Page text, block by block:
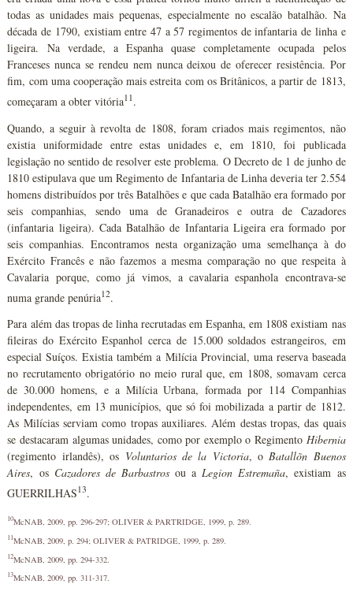
todas as unidades mais pequenas, especialmente no escalão batalhão. Na
década de 1790, existiam entre 47 a 57 regimentos de infantaria de linha e
ligeira. Na verdade, a Espanha quase completamente ocupada pelos
Franceses nunca se rendeu nem nunca deixou de oferecer resistência. Por
fim, com uma cooperação mais estreita com os Britânicos, a partir de 1813,
começaram a obter vitória11 .
Quando, a seguir à revolta de 1808, foram criados mais regimentos, não
existia uniformidade entre estas unidades e, em 1810, foi publicada
legislação no sentido de resolver este problema. O Decreto de 1 de junho de
1810 estipulava que um Regimento de Infantaria de Linha deveria ter 2.554
homens distribuídos por três Batalhões e que cada Batalhão era formado por
seis companhias, sendo uma de Granadeiros e outra de Cazadores
(infantaria ligeira). Cada Batalhão de Infantaria Ligeira era formado por
seis companhias. Encontramos nesta organização uma semelhança à do
Exército Francês e não fazemos a mesma comparação no que respeita à
Cavalaria porque, como já vimos, a cavalaria espanhola encontrava-se
numa grande penúria12.
Para além das tropas de linha recrutadas em Espanha, em 1808 existiam nas
fileiras do Exército Espanhol cerca de 15.000 soldados estrangeiros, em
especial Suíços. Existia também a Milícia Provincial, uma reserva baseada
no recrutamento obrigatório no meio rural que, em 1808, somavam cerca
de 30.000 homens, e a Milícia Urbana, formada por 114 Companhias
independentes, em 13 municípios, que só foi mobilizada a partir de 1812.
As Milícias serviam como tropas auxiliares. Além destas tropas, das quais
se destacaram algumas unidades, como por exemplo o Regimento Hibernia
(regimento irlandês), os Voluntarios de la Victoria, oBatallõn Buenos
Aires, os Cazadores de Barbastrosou aLegion Estremaña, existiam as
GUERRILHAS13.
10McNAB, 2009, pp. 296-297; OLIVER & PARTRIDGE, 1999, p. 289.
11McNAB, 2009, p. 294; OLIVER & PATRIDGE, 1999, p. 289.
12McNAB, 2009, pp. 294-332.
13McNAB, 2009, pp. 311-317.